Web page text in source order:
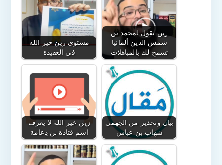
مستوى زين خير الله
في العقيدة
زين يقول لمحمد بن
شمس الدين ألمانيا
تسمح لك بالمباهلات
زين خير الله لا يعرف
اسم قتادة بن دِعامة
بيان وتحذير من الجهمي
شهاب بن عباس